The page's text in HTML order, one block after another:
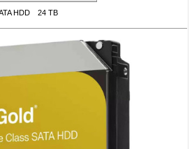
HDD 24 TB